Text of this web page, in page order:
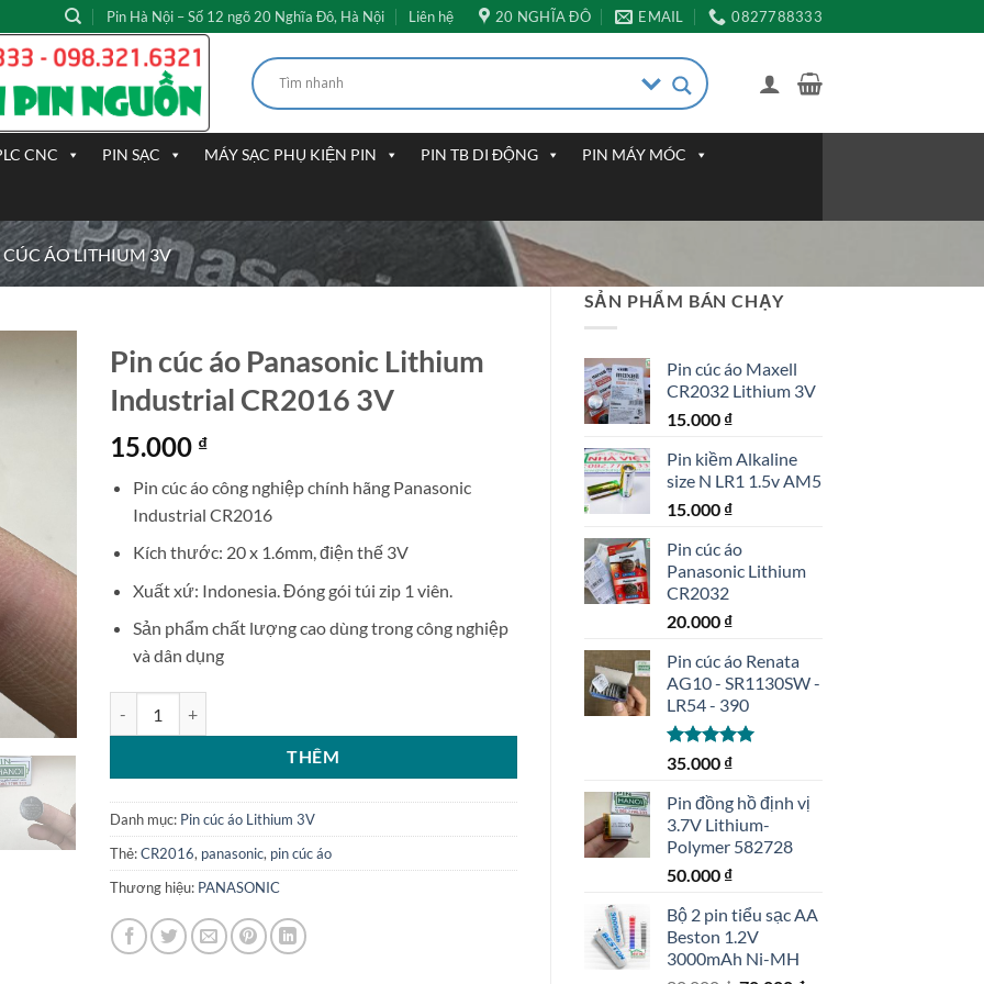
Pin Hà Nội – Số 12 ngõ 20 Nghĩa Đô, Hà Nội Liên hệ 20 NGHĨA ĐÔ EMAIL 0827788333
CNC PIN SẠC MÁY SẠC PHỤ KIỆN PIN PIN TB DI ĐỘNG PIN MÁY MÓC
CÚC ÁO LITHIUM 3V
SẢN PHẨM BÁN CHẠY
Pin cúc áo Maxell
CR2032 Lithium 3V
15.000 ₫
Pin kiềm Alkaline
size N LR1 1.5v AM5
15.000 ₫
Pin cúc áo
Panasonic Lithium
CR2032
20.000 ₫
Pin cúc áo Renata
AG10 - SR1130SW -
LR54 - 390
Được xếp
5 sao
35.000 ₫
Pin đồng hồ định vị
3.7V Lithium-
Polymer 582728
50.000 ₫
Bộ 2 pin tiểu sạc AA
Beston 1.2V
3000mAh Ni-MH
Pin cúc áo Panasonic Lithium
Industrial CR2016 3V
15.000 ₫
Pin cúc áo công nghiệp chính hãng Panasonic
Industrial CR2016
Kích thước: 20 x 1.6mm, điện thế 3V
Xuất xứ: Indonesia. Đóng gói túi zip 1 viên.
Sản phẩm chất lượng cao dùng trong công nghiệp
và dân dụng
THÊM
Danh mục: Pin cúc áo Lithium 3V
Thẻ:CR2016, panasonic, pin cúc áo
Thương hiệu: PANASONIC